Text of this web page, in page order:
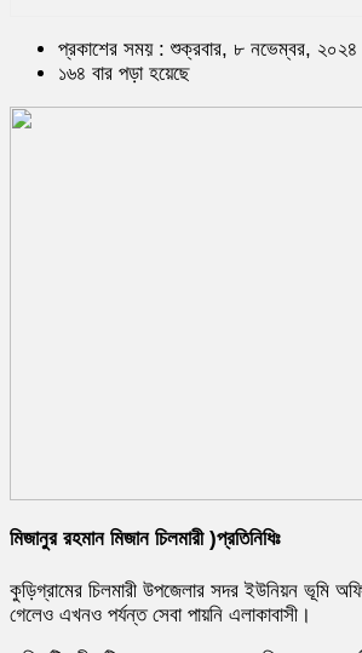
প্রকাশের সময় : শুক্রবার, ৮ নভেম্বর, ২০২৪
১৬৪ বার পড়া হয়েছে
মিজানুর রহমান মিজান চিলমারী )প্রতিনিধিঃ
কুড়িগ্রামের চিলমারী উপজেলার সদর ইউনিয়ন ভূমি
গেলেও এখনও পর্যন্ত সেবা পায়নি এলাকাবাসী।